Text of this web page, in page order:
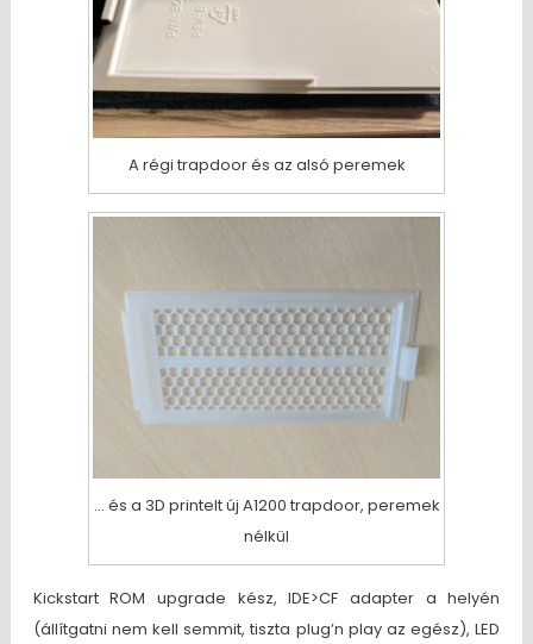
A régi trapdoor és az alsó peremek
… és a 3D printelt új A1200 trapdoor, peremek
nélkül
Kickstart ROM upgrade kész, IDE>CF adapter a helyén
(állítgatni nem kell semmit, tiszta plug’n play az egész), LED